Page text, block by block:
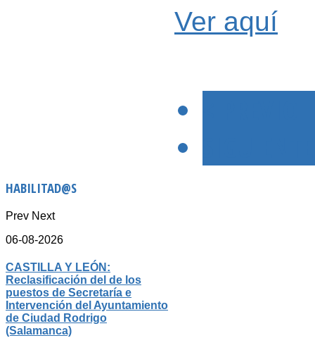
Ver aquí
HABILITAD@S
Prev Next
06-08-2026
CASTILLA Y LEÓN:
Reclasificación del de los
puestos de Secretaría e
Intervención del Ayuntamiento
de Ciudad Rodrigo
(Salamanca)